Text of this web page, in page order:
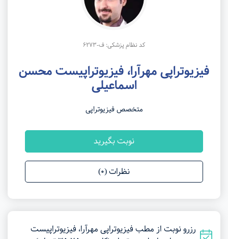
کد نظام پزشکی: ف-6273
فیزیوتراپی مهرآرا، فیزیوتراپیست محسن
اسماعیلی
متخصص فیزیوتراپی
نوبت بگیرید
نظرات (0)
رزرو نوبت از مطب فیزیوتراپی مهرآرا، فیزیوتراپیست